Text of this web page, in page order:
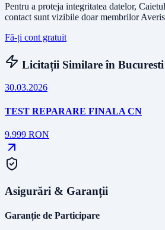
Pentru a proteja integritatea datelor,
contact sunt vizibile doar membrilor
Fă-ți cont gratuit
Licitații Similare în Bucuresti
30.03.2026
TEST REPARARE FINALA CN
9.999 RON
Asigurări & Garanții
Garanție de Participare